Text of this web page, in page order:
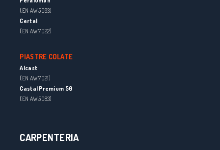
(EN AW 5083)
Certal
(EN AW 7022)
PIASTRE COLATE
Alcast
(EN AW 7021)
Castal Premium 50
(EN AW 5083)
CARPENTERIA